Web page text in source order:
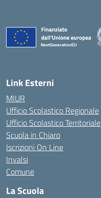
Link Esterni
MIUR
Ufficio Scolastico Regionale
Ufficio Scolastico Territoriale
Scuola in Chiaro
Iscrizioni On Line
Invalsi
Comune
La Scuola